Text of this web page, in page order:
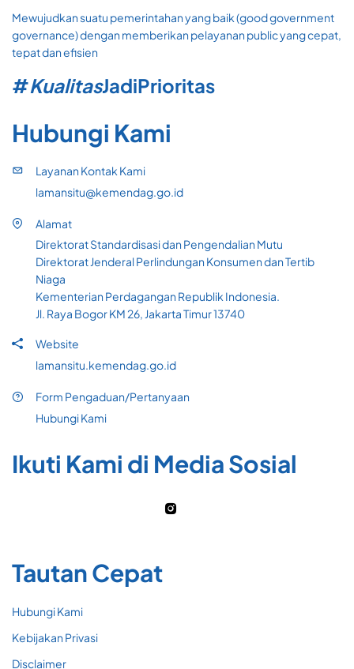
Mewujudkan suatu pemerintahan yang baik (good government
governance) dengan memberikan pelayanan public yang cepat,
tepat dan efisien
#KualitasJadiPrioritas
Hubungi Kami
Layanan Kontak Kami
lamansitu@kemendag.go.id
Alamat
Direktorat Standardisasi dan Pengendalian Mutu
Direktorat Jenderal Perlindungan Konsumen dan Tertib
Niaga
Kementerian Perdagangan Republik Indonesia.
Jl. Raya Bogor KM 26, Jakarta Timur 13740
Website
lamansitu.kemendag.go.id
Form Pengaduan/Pertanyaan
Hubungi Kami
Ikuti Kami di Media Sosial
Tautan Cepat
Hubungi Kami
Kebijakan Privasi
Disclaimer